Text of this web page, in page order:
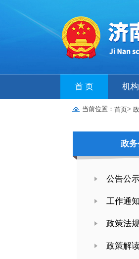
首 页 机
当前位置： 首页>
政
公告公
工作通知
政策法
政策解